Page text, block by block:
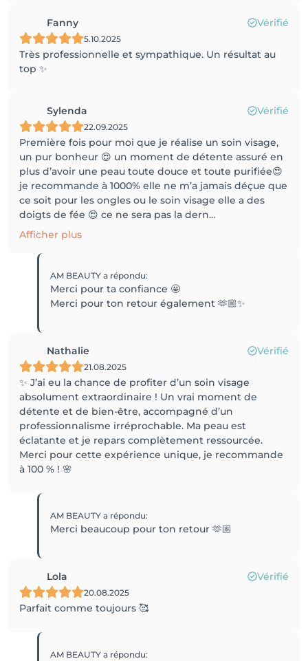
Fanny Vérifié
5.10.2025
Très professionnelle et sympathique. Un résultat au
top ✨️
Sylenda Vérifié
22.09.2025
Première fois pour moi que je réalise un soin visage,
un pur bonheur 😍 un moment de détente assuré en
plus d’avoir une peau toute douce et toute purifiée😍
je recommande à 1000% elle ne m’a jamais déçue que
ce soit pour les ongles ou le soin visage elle a des
doigts de fée 😍 ce ne sera pas la dern...
Afficher plus
AM BEAUTYa répondu:
Merci pour ta confiance 🤩
Merci pour ton retour également 🫶🏼✨
Nathalie Vérifié
21.08.2025
✨ J’ai eu la chance de profiter d’un soin visage
absolument extraordinaire ! Un vrai moment de
détente et de bien-être, accompagné d’un
professionnalisme irréprochable. Ma peau est
éclatante et je repars complètement ressourcée.
Merci pour cette expérience unique, je recommande
à 100 % ! 🌸
AM BEAUTYa répondu:
Merci beaucoup pour ton retour 🫶🏼
Lola Vérifié
20.08.2025
Parfait comme toujours 🥰
AM BEAUTYa répondu: